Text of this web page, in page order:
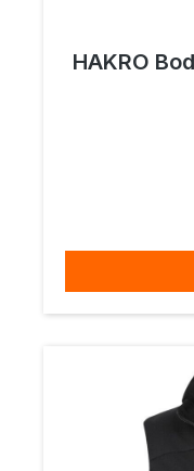
HAKRO